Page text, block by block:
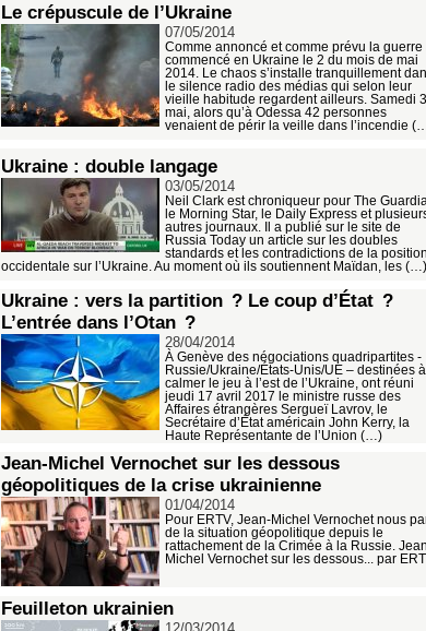
Le crépuscule de l’Ukraine
07/05/2014
Comme annoncé et comme prévu la guerre
commencé en Ukraine le 2 du mois de mai
2014. Le chaos s’installe tranquillement
le silence radio des médias qui selon leur
vieille habitude regardent ailleurs. Samedi 3
mai, alors qu’à Odessa 42 personnes
venaient de périr la veille dans l’incendie
Ukraine : double langage
03/05/2014
Neil Clark est chroniqueur pour The
le Morning Star, le Daily Express et
autres journaux. Il a publié sur le site de
Russia Today un article sur les doubles
standards et les contradictions de la position
occidentale sur l’Ukraine. Au moment où ils soutiennent Maïdan, les (…)
Ukraine : vers la partition ? Le coup d’État ?
L’entrée dans l’Otan ?
28/04/2014
À Genève des négociations quadripartites -
Russie/Ukraine/États-Unis/UE – destinées à
calmer le jeu à l’est de l’Ukraine, ont réuni
jeudi 17 avril 2017 le ministre russe des
Affaires étrangères Sergueï Lavrov, le
Secrétaire d’État américain John Kerry, la
Haute Représentante de l’Union (…)
Jean-Michel Vernochet sur les dessous
géopolitiques de la crise ukrainienne
01/04/2014
Pour ERTV, Jean-Michel Vernochet nous
de la situation géopolitique depuis le
rattachement de la Crimée à la Russie.
Michel Vernochet sur les dessous... par
Feuilleton ukrainien